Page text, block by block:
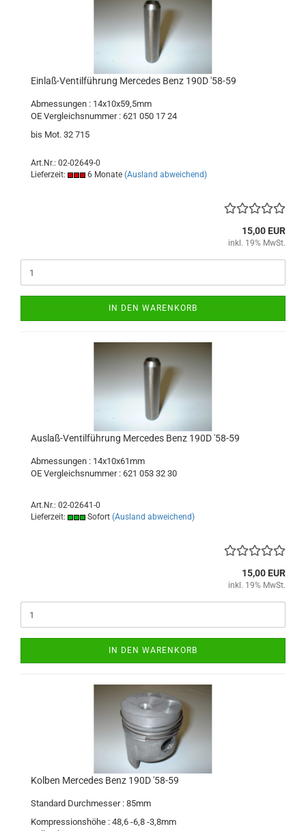
Einlaß-Ventilführung Mercedes Benz 190D '58-59
Abmessungen : 14x10x59,5mm
OE Vergleichsnummer : 621 050 17 24
bis Mot. 32 715
Art.Nr.: 02-02649-0
Lieferzeit:
6 Monate (Ausland abweichend)
15,00 EUR
inkl. 19% MwSt.
IN DEN WARENKORB
Auslaß-Ventilführung Mercedes Benz 190D '58-59
Abmessungen : 14x10x61mm
OE Vergleichsnummer : 621 053 32 30
Art.Nr.: 02-02641-0
Lieferzeit:
Sofort (Ausland abweichend)
15,00 EUR
inkl. 19% MwSt.
IN DEN WARENKORB
Kolben Mercedes Benz 190D '58-59
Standard Durchmesser : 85mm
Kompressionshöhe : 48,6 -6,8 -3,8mm